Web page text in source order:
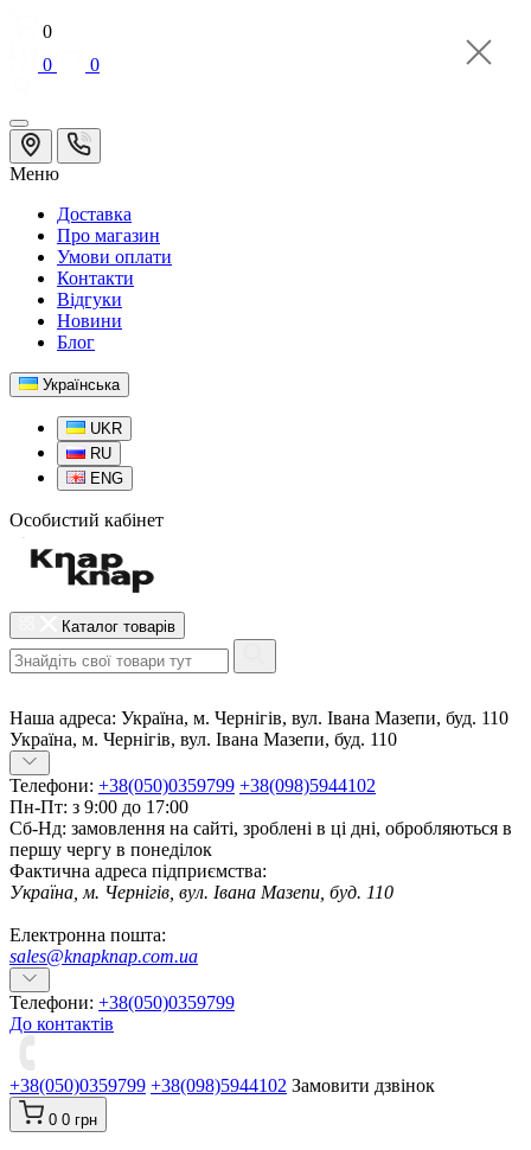
0
0
0
Меню
Доставка
Про магазин
Умови оплати
Контакти
Відгуки
Новини
Блог
Українська
UKR
RU
ENG
Особистий кабінет
Каталог товарів
Наша адреса: Україна, м. Чернігів, вул. Івана Мазепи, буд. 110
Україна, м. Чернігів, вул. Івана Мазепи, буд. 110
Телефони: +38(050)0359799 +38(098)5944102
Пн-Пт: з 9:00 до 17:00
Сб-Нд: замовлення на сайті, зроблені в ці дні, обробляються в
першу чергу в понеділок
Фактична адреса підприємства:
Україна, м. Чернігів, вул. Івана Мазепи, буд. 110
Електронна пошта:
sales@knapknap.com.ua
Телефони: +38(050)0359799
До контактів
+38(050)0359799 +38(098)5944102 Замовити дзвінок
0 0 грн